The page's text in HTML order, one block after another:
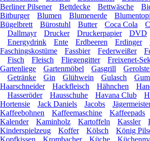
Berliner Pilsener
Bettdecke Bettwäsche
Bitburger
Blumen Blumenerde
Bügelbrett
Bürostuhl Butter Coca Cola
Dallmayr
Drucker Druckerpapier DVD
Energydrink
Ente Erdbeeren Erdinger
Faschingskostüme
Fassbier Federweißer
Fisch
Fleisch Fliegengitter Freixenet-
Gartenliege
Gartenmöbel Gasgrill
Getränke
Gin Glühwein Gulasch
Haarschneider
Hackfleisch Hähnchen
Hasseröder
Hausschuhe Havana Club
Hortensie
Jack Daniels Jacobs
Kaffeebohnen
Kaffeemaschine Kaffeepads
Kalender
Kaminholz Kartoffeln Kassler
Kinderspielzeug
Koffer Kölsch König
Kopfkissen
Krombacher Küche